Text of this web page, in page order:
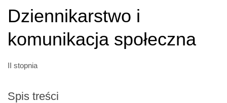
Dziennikarstwo i
komunikacja społeczna
II stopnia
Spis treści